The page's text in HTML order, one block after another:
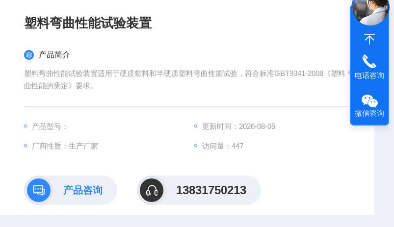
塑料弯曲性能试验装置
产品简介
塑料弯曲性能试验装置适用于硬质塑料和半硬质塑料弯曲性能试验，符合标准GBT9341-2008《塑料 弯
曲性能的测定》要求。
产品型号： 更新时间：2026-08-05
厂商性质：生产厂家 访问量：447
产品咨询 13831750213
电话咨询
微信咨询